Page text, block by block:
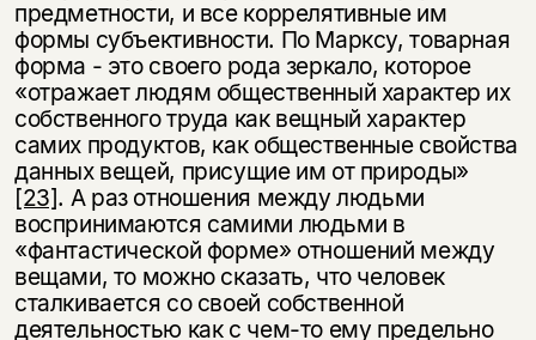
предметности, и все коррелятивные им
формы субъективности. По Марксу, товарная
форма - это своего рода зеркало, которое
«отражает людям общественный характер их
собственного труда как вещный характер
самих продуктов, как общественные свойства
данных вещей, присущие им от природы»
[23]. А раз отношения между людьми
воспринимаются самими людьми в
«фантастической форме» отношений между
вещами, то можно сказать, что человек
сталкивается со своей собственной
деятельностью как с чем-то ему предельно